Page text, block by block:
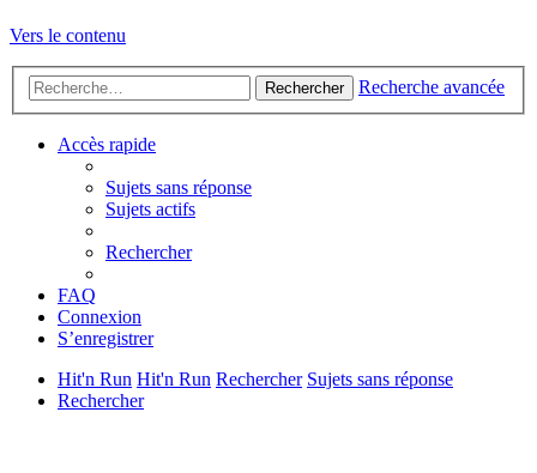
Vers le contenu
Rechercher Recherche avancée
Accès rapide
Sujets sans réponse
Sujets actifs
Rechercher
FAQ
Connexion
S’enregistrer
Hit'n Run Hit'n Run Rechercher Sujets sans réponse
Rechercher